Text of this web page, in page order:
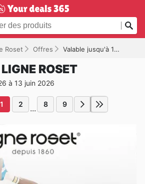
Roset Offres Valable jusqu'à 13/06/2026
ROSET
à 13 juin 2026
1 2 ... 8 9